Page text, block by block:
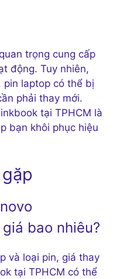
trọng cung cấp
động. Tuy nhiên,
pin laptop có thể bị
phải thay mới.
tại TPHCM là
bạn khôi phục hiệu
bao nhiêu?
và loại pin, giá thay
tại TPHCM có thể